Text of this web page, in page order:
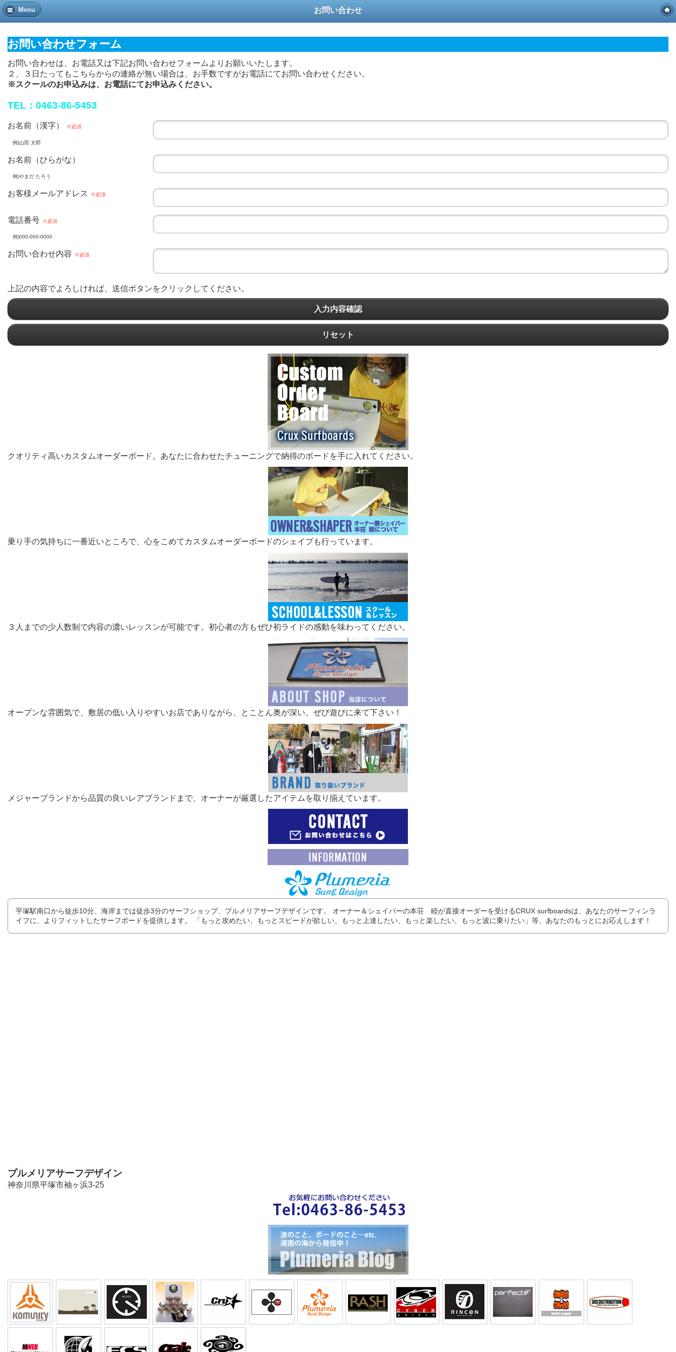
Menu お問い合わせ
お問い合わせフォーム
お問い合わせは、お電話又は下記お問い合わせフォームよりお願いいたします。
２、３日たってもこちらからの連絡が無い場合は、お手数ですがお電話にてお問い合わせください。
※スクールのお申込みは、お電話にてお申込みください。
TEL：0463-86-5453
お名前（漢字） ※必須
例)山田 太郎
お名前（ひらがな）
例)やまだ たろう
お客様メールアドレス ※必須
電話番号 ※必須
例)000-000-0000
お問い合わせ内容 ※必須
上記の内容でよろしければ、送信ボタンをクリックしてください。
入力内容確認
リセット
クオリティ高いカスタムオーダーボード。あなたに合わせたチューニングで納得のボードを手に入れてください。
乗り手の気持ちに一番近いところで、心をこめてカスタムオーダーボードのシェイプも行っています。
３人までの少人数制で内容の濃いレッスンが可能です。初心者の方もぜひ初ライドの感動を味わってください。
オープンな雰囲気で、敷居の低い入りやすいお店でありながら、とことん奥が深い。ぜび遊びに来て下さい！
メジャーブランドから品質の良いレアブランドまで、オーナーが厳選したアイテムを取り揃えています。
平塚駅南口から徒歩10分、海岸までは徒歩3分のサーフショップ、プルメリアサーフデザインです。 オーナー＆シェイパーの本荘 睦が直接オーダーを受けるCRUX surfboardsは、あなたのサーフィンラ
イフに、よりフィットしたサーフボードを提供します。 「もっと攻めたい、もっとスピードが欲しい、もっと上達したい、もっと楽したい、もっと波に乗りたい」等、あなたのもっとにお応えします！
プルメリアサーフデザイン
神奈川県平塚市袖ヶ浜3-25